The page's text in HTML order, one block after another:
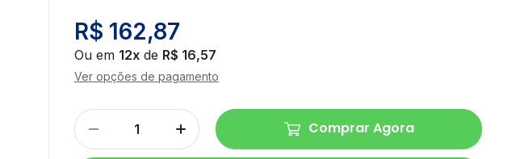
R$ 162,87
Ou em 12x de R$ 16,57
Ver opções de pagamento
Comprar Agora